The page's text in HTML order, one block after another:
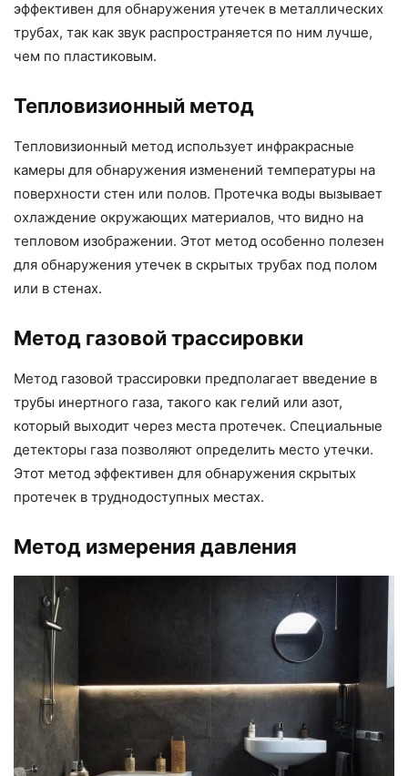
эффективен для обнаружения утечек в металлических
трубах, так как звук распространяется по ним лучше,
чем по пластиковым.
Тепловизионный метод
Тепловизионный метод использует инфракрасные
камеры для обнаружения изменений температуры на
поверхности стен или полов. Протечка воды вызывает
охлаждение окружающих материалов, что видно на
тепловом изображении. Этот метод особенно полезен
для обнаружения утечек в скрытых трубах под полом
или в стенах.
Метод газовой трассировки
Метод газовой трассировки предполагает введение в
трубы инертного газа, такого как гелий или азот,
который выходит через места протечек. Специальные
детекторы газа позволяют определить место утечки.
Этот метод эффективен для обнаружения скрытых
протечек в труднодоступных местах.
Метод измерения давления